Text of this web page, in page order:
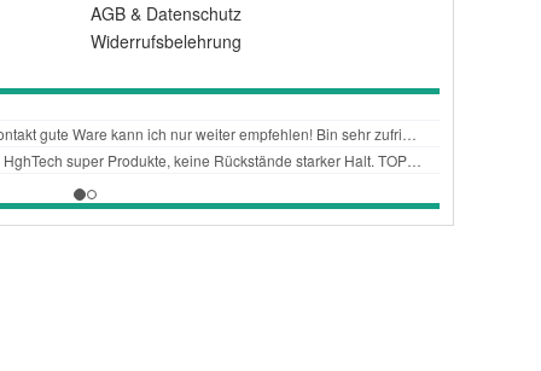
AGB & Datenschutz
Widerrufsbelehrung